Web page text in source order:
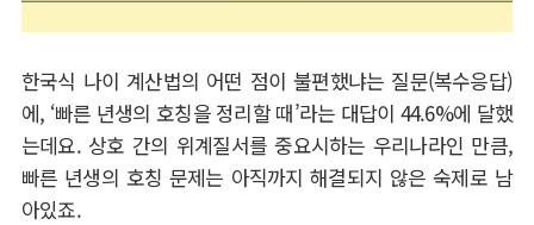
한국식 나이 계산법의 어떤 점이 불편했냐는 질문(복수응답)
에, ‘빠른 년생의 호칭을 정리할 때’라는 대답이 44.6%에 달했
는데요. 상호 간의 위계질서를 중요시하는 우리나라인 만큼,
빠른 년생의 호칭 문제는 아직까지 해결되지 않은 숙제로 남
아있죠.